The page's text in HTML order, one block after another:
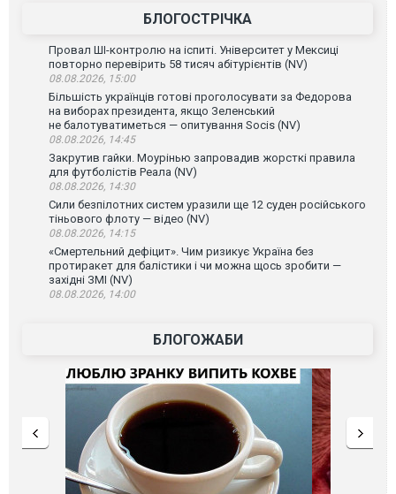
БЛОГОСТРІЧКА
Провал ШІ-контролю на іспиті. Університет у Мексиці
повторно перевірить 58 тисяч абітурієнтів (NV)
08.08.2026, 15:00
Більшість українців готові проголосувати за Федорова
на виборах президента, якщо Зеленський
не балотуватиметься — опитування Socis (NV)
08.08.2026, 14:45
Закрутив гайки. Моурінью запровадив жорсткі правила
для футболістів Реала (NV)
08.08.2026, 14:30
Сили безпілотних систем уразили ще 12 суден російського
тіньового флоту — відео (NV)
08.08.2026, 14:15
«Смертельний дефіцит». Чим ризикує Україна без
протиракет для балістики і чи можна щось зробити —
західні ЗМІ (NV)
08.08.2026, 14:00
БЛОГОЖАБИ